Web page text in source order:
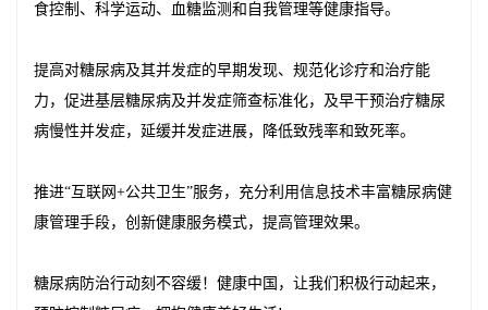
食控制、科学运动、血糖监测和自我管理等健康指导。
提高对糖尿病及其并发症的早期发现、规范化诊疗和治疗能
力，促进基层糖尿病及并发症筛查标准化，及早干预治疗糖尿
病慢性并发症，延缓并发症进展，降低致残率和致死率。
推进“互联网+公共卫生”服务，充分利用信息技术丰富糖尿病健
康管理手段，创新健康服务模式，提高管理效果。
糖尿病防治行动刻不容缓！健康中国，让我们积极行动起来，